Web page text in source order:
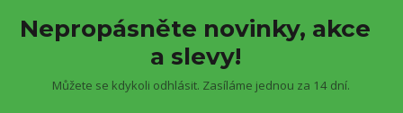
Nepropásněte novinky, akce
a slevy!
Můžete se kdykoli odhlásit. Zasíláme jednou za 14 dní.